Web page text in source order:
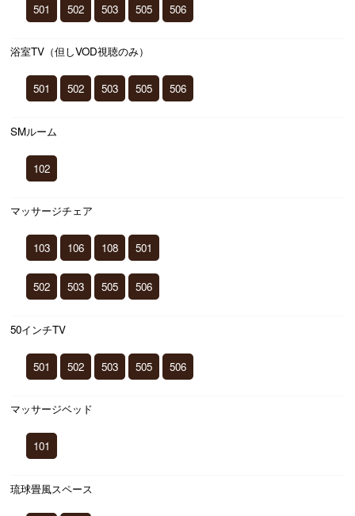
501 502 503 505 506
浴室TV（但しVOD視聴のみ）
501 502 503 505 506
SMルーム
102
マッサージチェア
103 106 108 501
502 503 505 506
50インチTV
501 502 503 505 506
マッサージベッド
101
琉球畳風スペース